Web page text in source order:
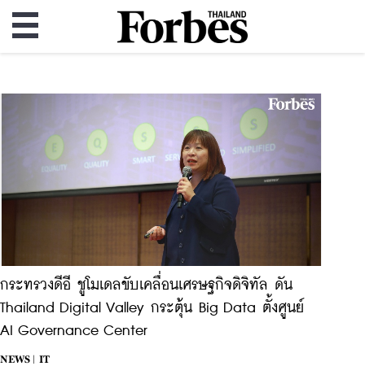
กระทรวงดีอี ชูโมเดลขับเคลื่อนเศรษฐกิจดิจิทัล ดัน
Thailand Digital Valley กระตุ้น Big Data ตั้งศูนย์
AI Governance Center
NEWS |
IT